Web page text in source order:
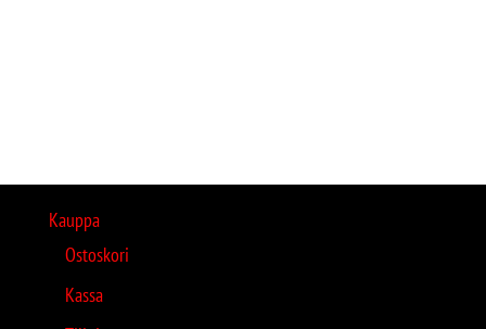
Kauppa
Ostoskori
Kassa